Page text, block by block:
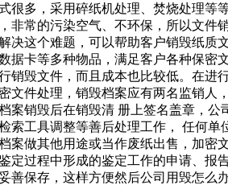
很多，采用碎纸机处理、焚烧处理等
非常的污染空气、不环保，所以文件
决这个难题，可以帮助客户销毁纸质
据卡等多种物品，满足客户各种保密
销毁文件，而且成本也比较低。在进
文件处理，销毁档案应有两名监销人
案销毁后在销毁清 册上签名盖章，公
索工具调整等善后处理工作， 任何单
案做其他用途或当作废纸出售，加密
定过程中形成的鉴定工作的申请、报
善保存，这样方便然后公司用毁怎么